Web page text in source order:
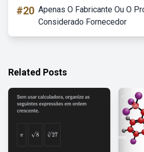
#20 Apenas O Fabricante Ou O
Considerado Fornecedor
Related Posts